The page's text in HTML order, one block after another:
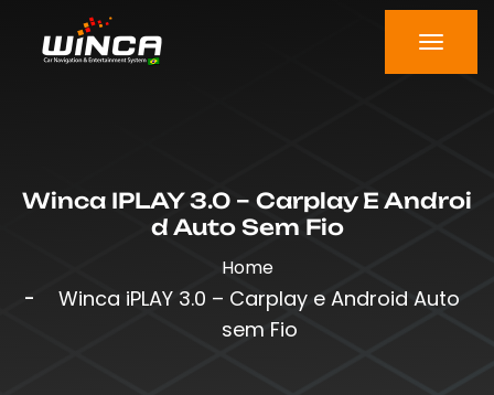
Winca IPLAY 3.0 – Carplay E Androi
D Auto Sem Fio
Home
Winca iPLAY 3.0 – Carplay e Android Auto
sem Fio